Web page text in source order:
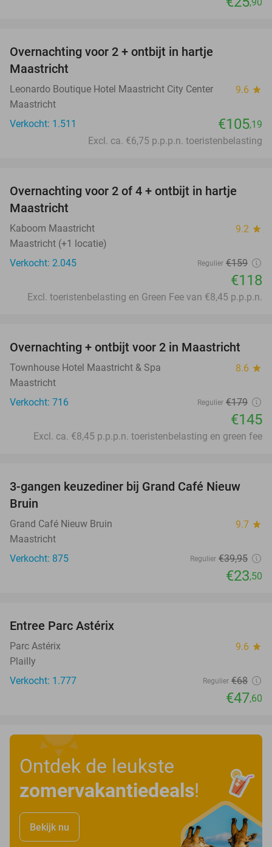
,90
Overnachting voor 2 + ontbijt in hartje
Maastricht
Leonardo Boutique Hotel Maastricht City Center 9.6 star
Maastricht
Verkocht: 1.511
€105,19
Excl. ca. €6,75 p.p.p.n. toeristenbelasting
26%
Overnachting voor 2 of 4 + ontbijt in hartje
Maastricht
Kaboom Maastricht 9.2 star
Maastricht (+1 locatie)
Verkocht: 2.045
Regulier €159
€118
Excl. toeristenbelasting en Green Fee van €8,45 p.p.p.n.
19%
Overnachting + ontbijt voor 2 in Maastricht
Townhouse Hotel Maastricht & Spa 8.6 star
Maastricht
Verkocht: 716
Regulier €179
€145
Excl. ca. €8,45 p.p.p.n. toeristenbelasting en green fee
41%
3-gangen keuzediner bij Grand Café Nieuw
Bruin
Grand Café Nieuw Bruin 9.7 star
Maastricht
Verkocht: 875
Regulier €39,95
€23,50
Entree Parc Astérix
Parc Astérix 9.6 star
Plailly
Verkocht: 1.777
Regulier €68
€47,60
Ontdek de leukste
zomervakantiedeals!
Bekijk nu